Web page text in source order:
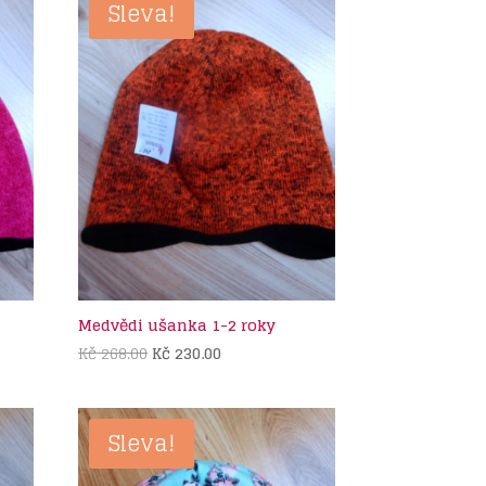
Sleva!
Medvědi ušanka 1-2 roky
Kč268.00 Původní
byla:
Kč 268.00.
Kč 230.00
je:
Kč 230.00.
Sleva!